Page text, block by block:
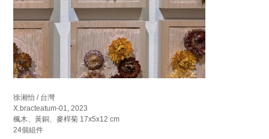
徐湘怡 / 台灣
X.bracteatum-01, 2023
楓木、黃銅、麥桿菊 17x5x12 cm
24個組件